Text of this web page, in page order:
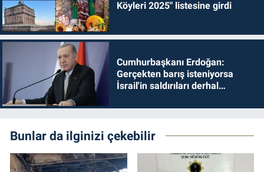
Köyleri 2025" listesine girdi
Cumhurbaşkanı Erdoğan:
Gerçekten barış isteniyorsa
İsrail'in saldırıları derhal
Bunlar da ilginizi çekebilir